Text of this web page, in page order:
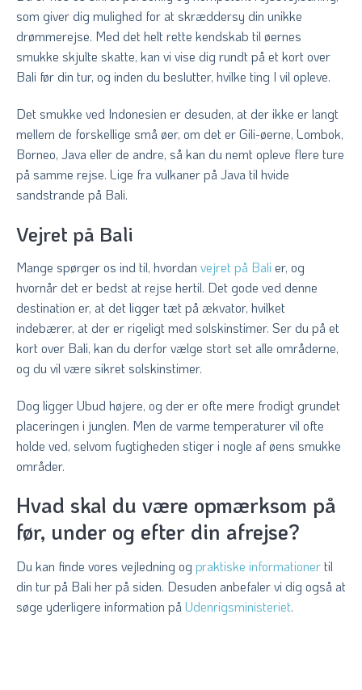
som giver dig mulighed for at skræddersy din unikke
drømmerejse. Med det helt rette kendskab til øernes
smukke skjulte skatte, kan vi vise dig rundt på et kort over
Bali før din tur, og inden du beslutter, hvilke ting I vil opleve.
Det smukke ved Indonesien er desuden, at der ikke er langt
mellem de forskellige små øer, om det er Gili-øerne, Lombok,
Borneo, Java eller de andre, så kan du nemt opleve flere ture
på samme rejse. Lige fra vulkaner på Java til hvide
sandstrande på Bali.
Vejret på Bali
Mange spørger os ind til, hvordan vejret på Bali er, og
hvornår det er bedst at rejse hertil. Det gode ved denne
destination er, at det ligger tæt på ækvator, hvilket
indebærer, at der er rigeligt med solskinstimer. Ser du på et
kort over Bali, kan du derfor vælge stort set alle områderne,
og du vil være sikret solskinstimer.
Dog ligger Ubud højere, og der er ofte mere frodigt grundet
placeringen i junglen. Men de varme temperaturer vil ofte
holde ved, selvom fugtigheden stiger i nogle af øens smukke
områder.
Hvad skal du være opmærksom på
før, under og efter din afrejse?
Du kan finde vores vejledning ogpraktiske informationertil
din tur på Bali her på siden. Desuden anbefaler vi dig også at
søge yderligere information på Udenrigsministeriet.